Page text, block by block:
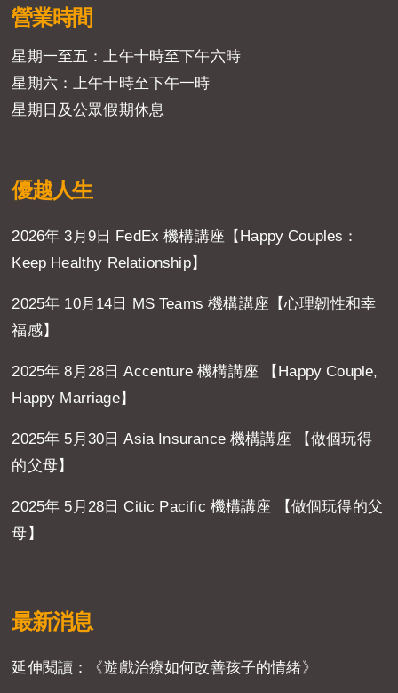
營業時間
星期一至五：上午十時至下午六時
星期六：上午十時至下午一時
星期日及公眾假期休息
優越人生
2026年 3月9日 FedEx 機構講座【Happy Couples：
Keep Healthy Relationship】
2025年 10月14日 MS Teams 機構講座【心理韌性和幸
福感】
2025年 8月28日 Accenture 機構講座 【Happy Couple,
Happy Marriage】
2025年 5月30日 Asia Insurance 機構講座 【做個玩得
的父母】
2025年 5月28日 Citic Pacific 機構講座 【做個玩得的父
母】
最新消息
延伸閱讀：《遊戲治療如何改善孩子的情緒》